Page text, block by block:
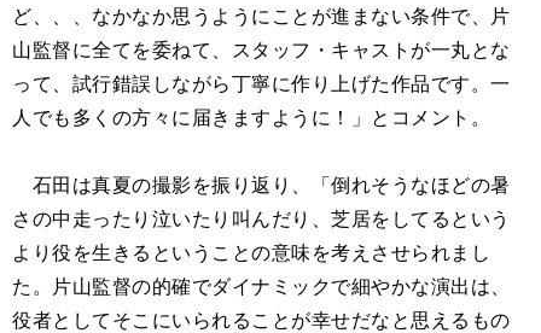
ど、、、なかなか思うようにことが進まない条件で、片
山監督に全てを委ねて、スタッフ・キャストが一丸とな
って、試行錯誤しながら丁寧に作り上げた作品です。一
人でも多くの方々に届きますように！」とコメント。
石田は真夏の撮影を振り返り、「倒れそうなほどの暑
さの中走ったり泣いたり叫んだり、芝居をしてるという
より役を生きるということの意味を考えさせられまし
た。片山監督の的確でダイナミックで細やかな演出は、
役者としてそこにいられることが幸せだなと思えるもの